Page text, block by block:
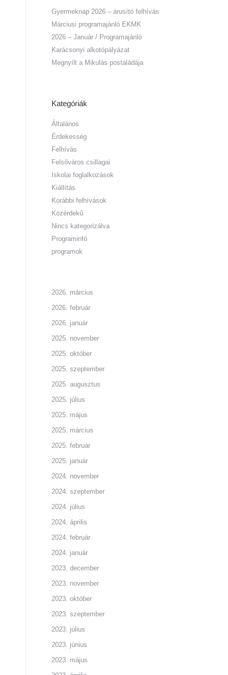
Gyermeknap 2026 – árusító felhívás
Márciusi programajánló EKMK
2026 – Január / Programajánló
Karácsonyi alkotópályázat
Megnyílt a Mikulás postaládája
Kategóriák
Általános
Érdekesség
Felhívás
Felsőváros csillagai
Iskolai foglalkozások
Kiállítás
Korábbi felhívások
Közérdekű
Nincs kategorizálva
Programinfó
programok
2026. március
2026. február
2026. január
2025. november
2025. október
2025. szeptember
2025. augusztus
2025. július
2025. május
2025. március
2025. február
2025. január
2024. november
2024. szeptember
2024. július
2024. április
2024. február
2024. január
2023. december
2023. november
2023. október
2023. szeptember
2023. július
2023. június
2023. május